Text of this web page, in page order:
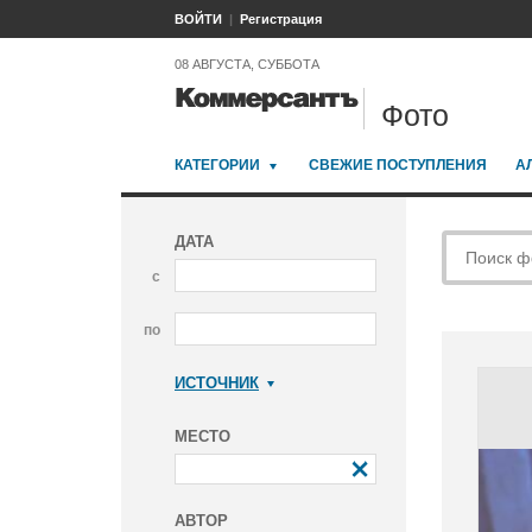
ВОЙТИ Регистрация
08 АВГУСТА, СУББОТА
Фото
КАТЕГОРИИ СВЕЖИЕ ПОСТУПЛЕНИЯ
ДАТА
с
по
ИСТОЧНИК
МЕСТО
АВТОР